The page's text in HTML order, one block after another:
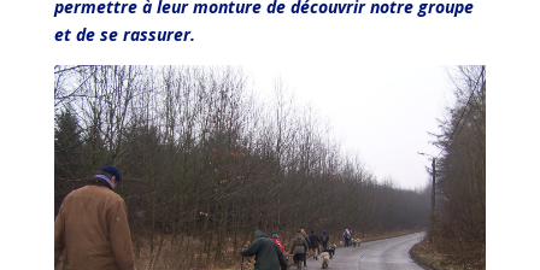
permettre à leur monture de découvrir notre groupe
et de se rassurer.